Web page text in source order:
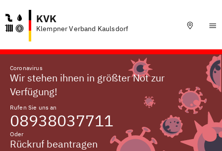
KVK
Klempner Verband Kaulsdorf
Coronavirus
Wir stehen ihnen in größter Not zur
Verfügung!
Rufen Sie uns an
08938037711
Oder
Rückruf beantragen